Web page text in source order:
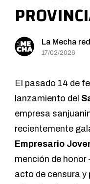
La Mecha
17/02/2026
El pasado 14 de
lanzamiento del
empresa
recientemente
Empresario
mención de
acto de censura y